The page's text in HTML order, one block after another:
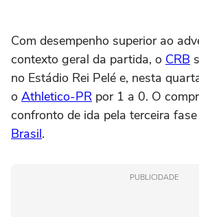
Com desempenho superior ao
contexto geral da partida, o CRB
no Estádio Rei Pelé e, nesta
o Athletico-PR por 1 a 0. O
confronto de ida pela terceira
Brasil.
PUBLICIDADE